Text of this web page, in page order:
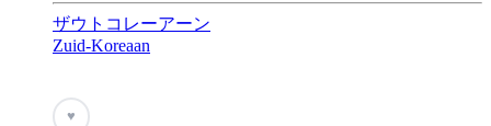
ザウトコレーアーン
Zuid-Koreaan
♥